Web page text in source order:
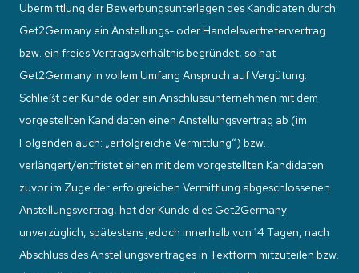
Übermittlung der Bewerbungsunterlagen des Kandidaten durch
Get2Germany ein Anstellungs- oder Handelsvertretervertrag
bzw. ein freies Vertragsverhältnis begründet, so hat
Get2Germany in vollem Umfang Anspruch auf Vergütung.
Schließt der Kunde oder ein Anschlussunternehmen mit dem
vorgestellten Kandidaten einen Anstellungsvertrag ab (im
Folgenden auch: „erfolgreiche Vermittlung“) bzw.
verlängert/entfristet einen mit dem vorgestellten Kandidaten
zuvor im Zuge der erfolgreichen Vermittlung abgeschlossenen
Anstellungsvertrag, hat der Kunde dies Get2Germany
unverzüglich, spätestens jedoch innerhalb von 14 Tagen, nach
Abschluss des Anstellungsvertrages in Textform mitzuteilen bzw.